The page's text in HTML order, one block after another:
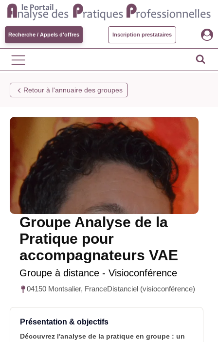
Recherche / Appels d'offres Inscription prestataires
Retour à l'annuaire des groupes
Groupe Analyse de la
Pratique pour
accompagnateurs VAE
Groupe à distance - Visioconférence
04150 Montsalier, FranceDistanciel (visioconférence)
Présentation & objectifs
Découvrez l'analyse de la pratique en groupe : un